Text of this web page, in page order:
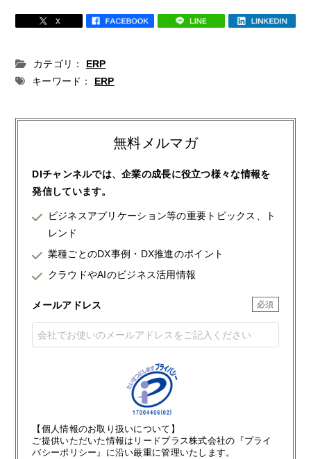
カテゴリ：
ERP
キーワード：
ERP
無料メルマガ
DIチャンネルでは、企業の成長に役立つ様々な情報を
発信しています。
ビジネスアプリケーション等の重要トピックス、ト
レンド
業種ごとのDX事例・DX推進のポイント
クラウドやAIのビジネス活用情報
メールアドレス
【個人情報のお取り扱いについて】
ご提供いただいた情報はリードプラス株式会社の『プライ
バシーポリシー』に沿い厳重に管理いたします。